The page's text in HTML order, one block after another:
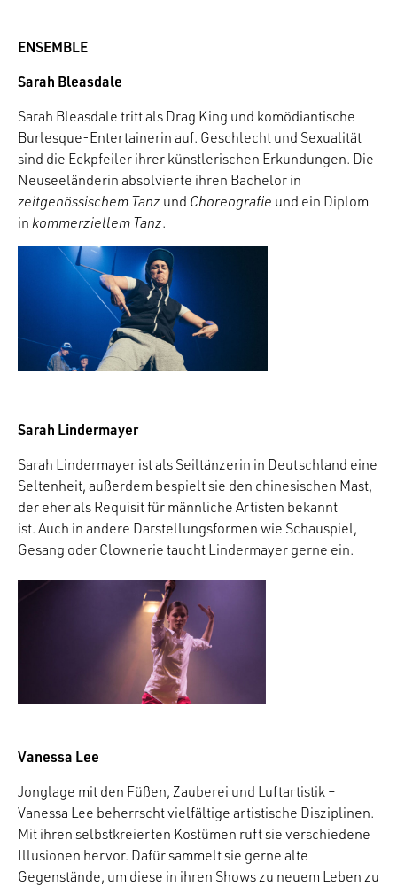
ENSEMBLE
Sarah Bleasdale
Sarah Bleasdale tritt als Drag King und komödiantische
Burlesque-Entertainerin auf. Geschlecht und Sexualität
sind die Eckpfeiler ihrer künstlerischen Erkundungen. Die
Neuseeländerin absolvierte ihren Bachelor in
zeitgenössischem Tanz und Choreografie und ein Diplom
in kommerziellem Tanz.
Sarah Lindermayer
Sarah Lindermayer ist als Seiltänzerin in Deutschland eine
Seltenheit, außerdem bespielt sie den chinesischen Mast,
der eher als Requisit für männliche Artisten bekannt
ist. Auch in andere Darstellungsformen wie Schauspiel,
Gesang oder Clownerie taucht Lindermayer gerne ein.
Vanessa Lee
Jonglage mit den Füßen, Zauberei und Luftartistik –
Vanessa Lee beherrscht vielfältige artistische Disziplinen.
Mit ihren selbstkreierten Kostümen ruft sie verschiedene
Illusionen hervor. Dafür sammelt sie gerne alte
Gegenstände, um diese in ihren Shows zu neuem Leben zu